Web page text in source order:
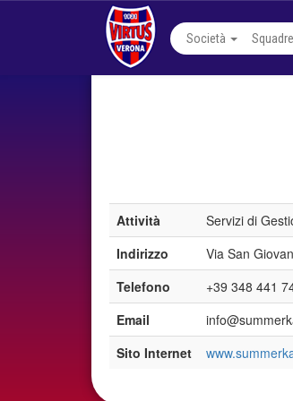
Società Squadre
Attività
Servizi di
Indirizzo
Via San
Telefono
+39 348 441
Email
Sito Internet